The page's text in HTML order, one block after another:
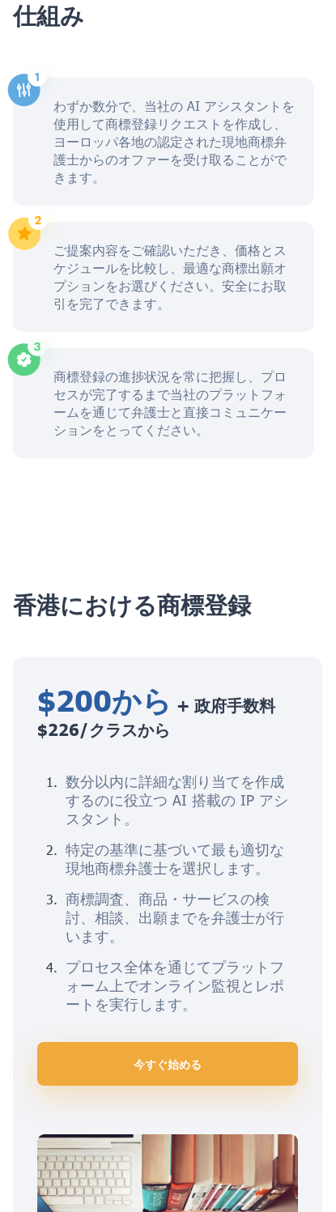
仕組み
わずか数分で、当社の AI アシスタントを
使用して商標登録リクエストを作成し、
ヨーロッパ各地の認定された現地商標弁
護士からのオファーを受け取ることがで
きます。
ご提案内容をご確認いただき、価格とス
ケジュールを比較し、最適な商標出願オ
プションをお選びください。安全にお取
引を完了できます。
商標登録の進捗状況を常に把握し、プロ
セスが完了するまで当社のプラットフォ
ームを通じて弁護士と直接コミュニケー
ションをとってください。
香港における商標登録
$200から + 政府手数料
$226/クラスから
数分以内に詳細な割り当てを作成
するのに役立つ AI 搭載の IP アシ
スタント。
特定の基準に基づいて最も適切な
現地商標弁護士を選択します。
商標調査、商品・サービスの検
討、相談、出願までを弁護士が行
います。
プロセス全体を通じてプラットフ
ォーム上でオンライン監視とレポ
ートを実行します。
今すぐ始める